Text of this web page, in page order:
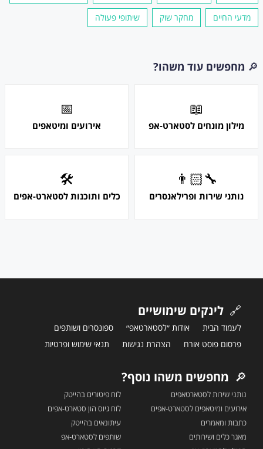
מדעי החיים מחקר שוק שיתופי פעולה
🔎 מחפשים עוד משהו?
📖
מילון מונחים לסטארט-אפ
📅
אירועים ומיטאפים
👨🏻‍🔧
נותני שירות ופרילאנסרים
🛠
כלים ותוכנות לסטארט-אפים
🔗 לינקים שימושיים
לעמוד הבית אודות ״לסטארטאפ״
ספונסרים ושותפים
פרסום פוסט אורח
הצהרת נגישות תנאי שימוש ופרטיות
🔎 מחפשים משהו נוסף?
נותני שירות לסטארטאפים
אירועים ומיטאפים לסטארט-אפים
כתבות ומאמרים
מאגר כלים ושירותים
לוח פיטורים בהייטק
לוח גיוס הון סטארט-אפים
עיתונאים בהייטק
שותפים לסטארט-אפ